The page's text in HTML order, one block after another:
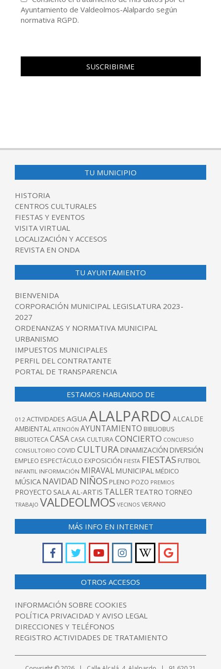
Ayuntamiento de Valdeolmos-Alalpardo según
normativa RGPD.
TU MUNICIPIO
HISTORIA
CENTROS CULTURALES
FIESTAS Y EVENTOS
VISITA VIRTUAL
LOCALIZACIÓN Y ACCESOS
REVISTA EN ONDA
TU AYUNTAMIENTO
BIENVENIDA
CORPORACIÓN MUNICIPAL LEGISLATURA 2023-
2027
ORDENANZAS Y NORMATIVA MUNICIPAL
URBANISMO
IMPUESTOS MUNICIPALES
PERFIL DEL CONTRATANTE
PORTAL DE TRANSPARENCIA
ESTAMOS HABLANDO DE
012 ACTIVIDADES AGUAALALPARDO ALCALDE
AMBIENTAL ATENCIÓN AYUNTAMIENTO BIBLIOBUS
BIBLIOTECACASA CASA CULTURACONCIERTO CONCURSO
CONSULTORIO COVID CULTURA DINAMIZACIÓN DIVERSIÓN
EMPLEO ESPECTÁCULO EXPOSICIÓN FIESTA FIESTAS FUTBOL
INFANTIL INFORMACIÓN MIRAVAL MUNICIPAL MÉDICO
MÚSICA NAVIDAD NIÑOS PLENO POZO PREMIOS
PROYECTO SALA AL-ARTIS TALLER TEATRO TORNEO
TRABAJO VALDEOLMOS VECINOS VERANO
MÁS INFO EN INTERNET
OTROS ACCESOS
INFORMACIÓN SOBRE COOKIES
POLÍTICA PRIVACIDAD Y AVISO LEGAL
DIRECCIONES Y TELÉFONOS
REGISTRO ACTIVIDADES DE TRATAMIENTO